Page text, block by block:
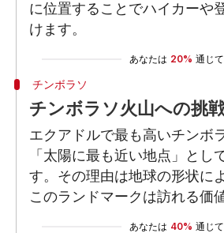
に位置することでハイカーや
けます。
あなたは 20% 通じて
チンボラソ
チンボラソ火山への挑
エクアドルで最も高いチンボ
「太陽に最も近い地点」とし
す。その理由は地球の形状に
このランドマークは訪れる価
あなたは 40% 通じて